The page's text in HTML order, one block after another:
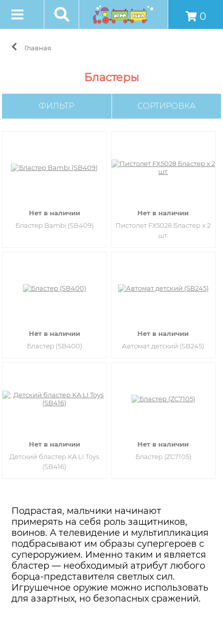
0
Главная
Бластеры
ФИЛЬТР СОРТИРОВКА
Нет в наличии
Бластер Bambi (SB409)
Нет в наличии
Пистолет FX5028 Бластер х 2
шт.
Нет в наличии
Бластер (SB400)
Нет в наличии
Автомат детский (SB245)
Нет в наличии
Детский бластер KA LI Toys
(SB416)
Нет в наличии
Бластер (ZC7105)
Подрастая, мальчики начинают
примерять на себя роль защитников,
воинов. А телевидение и мультипликация
подбрасывают им образы супергероев с
супероружием. Именно таким и является
бластер — необходимый атрибут любого
борца-представителя светлых сил.
Игрушечное оружие можно использовать
для азартных, но безопасных сражений.